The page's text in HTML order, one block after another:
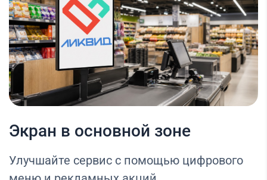
Экран в основной зоне
Улучшайте сервис с помощью цифрового